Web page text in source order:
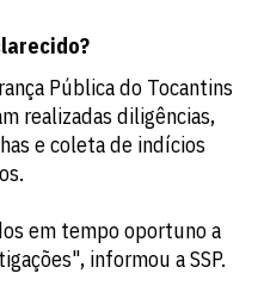
Pública do Tocantins
realizadas diligências,
e coleta de indícios
em tempo oportuno a
informou a SSP.